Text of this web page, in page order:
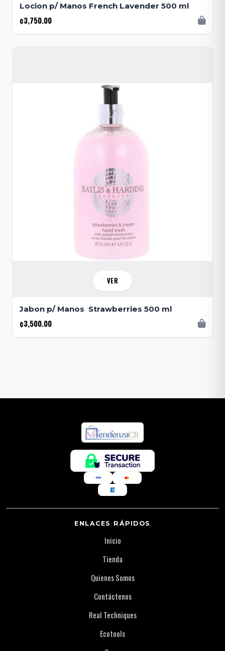
Locion p/ Manos French Lavender 500 ml
¢3,750.00
VER
Jabon p/ Manos Strawberries 500 ml
¢3,500.00
ENLACES RÁPIDOS
Inicio
Tienda
Quienes Somos
Contáctenos
Real Techniques
Ecotools